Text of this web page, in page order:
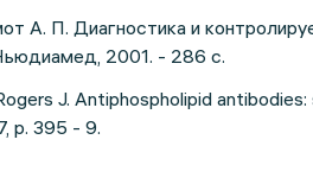
А. П. Диагностика и
2001. - 286 с.
J. Antiphospholipid
p. 395 - 9.